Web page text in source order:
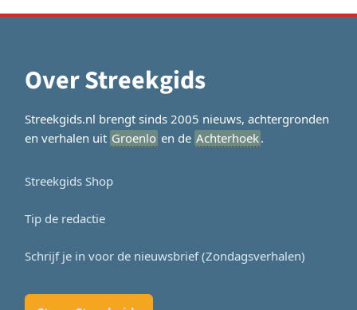
Over Streekgids
Streekgids.nl brengt sinds 2005 nieuws, achtergronden
en verhalen uit Groenlo en de Achterhoek.
Streekgids Shop
Tip de redactie
Schrijf je in voor de nieuwsbrief (Zondagsverhalen)